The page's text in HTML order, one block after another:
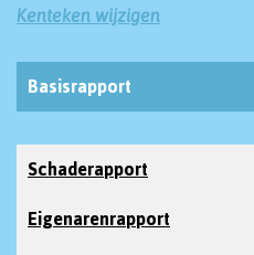
Kenteken wijzigen
Basisrapport
Schaderapport
Eigenarenrapport